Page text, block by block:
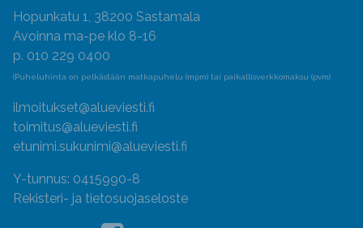
Hopunkatu 1, 38200 Sastamala
Avoinna ma-pe klo 8-16
p. 010 229 0400
(Puheluhinta on pelkästään matkapuhelu (mpm) tai paikallisverkkomaksu (pvm)
ilmoitukset@alueviesti.fi
toimitus@alueviesti.fi
etunimi.sukunimi@alueviesti.fi
Y-tunnus: 0415990-8
Rekisteri- ja tietosuojaseloste